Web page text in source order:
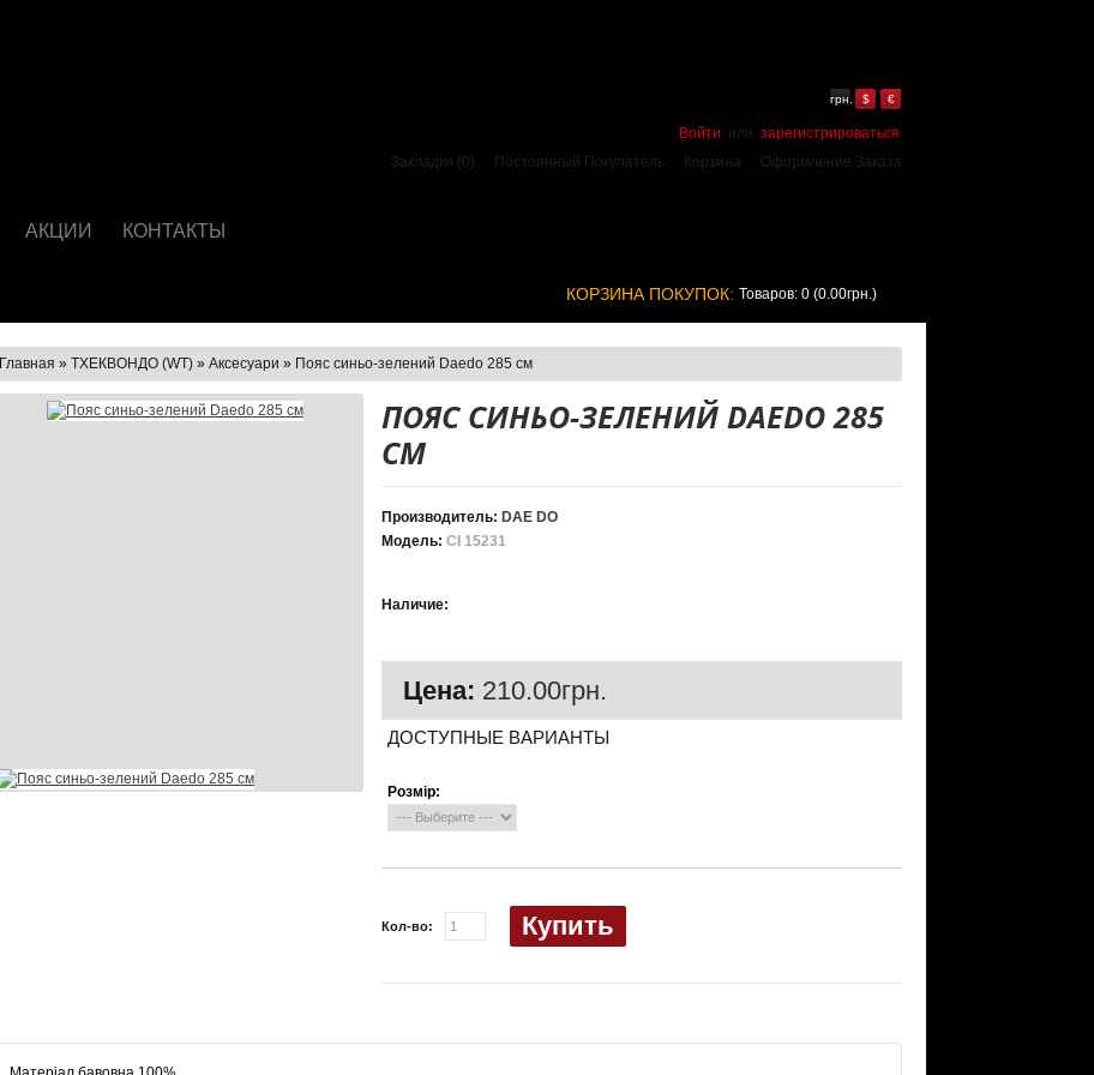
грн. $ €
Войти или зарегистрироваться
Закладки (0)
Постоянный Покупатель Корзина Оформление Заказа
АКЦИИ КОНТАКТЫ
КОРЗИНА ПОКУПОК: Товаров: 0 (0.00грн.)
Главная » ТХЕКВОНДО (WT) » Аксесуари » Пояс синьо-зелений Daedo 285 см
ПОЯС СИНЬО-ЗЕЛЕНИЙ DAEDO 285
СМ
Производитель: DAE DO
Модель: CI 15231
Наличие:
Цена: 210.00грн.
ДОСТУПНЫЕ ВАРИАНТЫ
Розмір:
Кол-во: Купить